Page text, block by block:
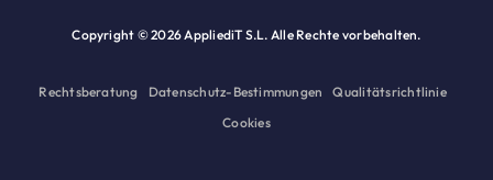
Copyright ©2026 AppliediT S.L. Alle Rechte vorbehalten.
Rechtsberatung Datenschutz-Bestimmungen
Qualitätsrichtlinie
Cookies